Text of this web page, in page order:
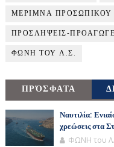
ΜΕΡΙΜΝΑ ΠΡΟΣΩΠΙΚΟΥ
ΠΡΟΣΛΗΨΕΙΣ-
ΦΩΝΗ ΤΟΥ Λ.Σ.
ΠΡΌΣΦΑΤΑ
Ναυτιλία:
χρεώσεις στα
ΦΩΝΗ του